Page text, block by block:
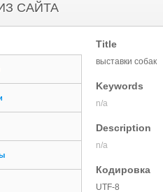
САЙТА
Title
выставки собак
Keywords
n/a
Description
n/a
Кодировка
UTF-8